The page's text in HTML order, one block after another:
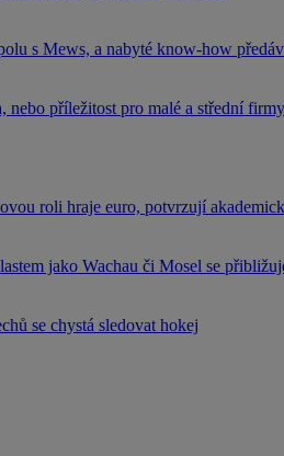
s Mews, a nabyté know-how
příležitost pro malé a střední
roli hraje euro, potvrzují
jako Wachau či Mosel se
se chystá sledovat hokej